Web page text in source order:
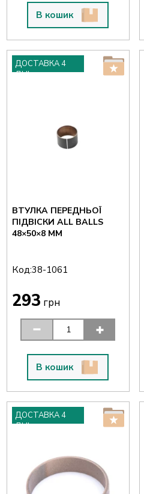
В кошик
ДОСТАВКА 4
ДНІ
ВТУЛКА ПЕРЕДНЬОЇ
ПІДВІСКИ ALL BALLS
48×50×8 ММ
Код:38-1061
293 грн
В кошик
ДОСТАВКА 4
ДНІ